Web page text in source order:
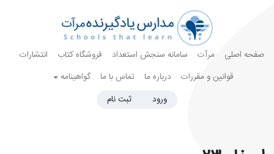
صفحه اصلی مرآت سامانه سنجش استعداد فروشگاه کتاب
انتشارات
قوانین و مقررات
درباره ما تماس با ما
گواهینامه
ورود
ثبت نام